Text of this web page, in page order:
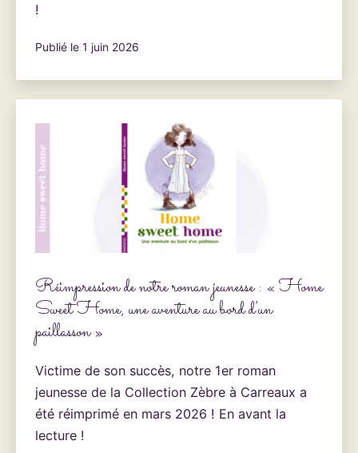
!
Publié le 1 juin 2026
Réimpression de notre roman jeunesse : « Home
Sweet Home, une aventure au bord d’un
paillasson »
Victime de son succès, notre 1er roman
jeunesse de la Collection Zèbre à Carreaux a
été réimprimé en mars 2026 ! En avant la
lecture !